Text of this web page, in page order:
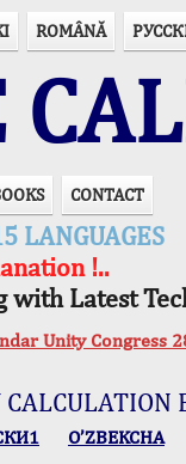
ROMÂNĂ
CONTACT
LANGUAGES
!..
with Latest
Unity Congress
O’ZBEKCHA